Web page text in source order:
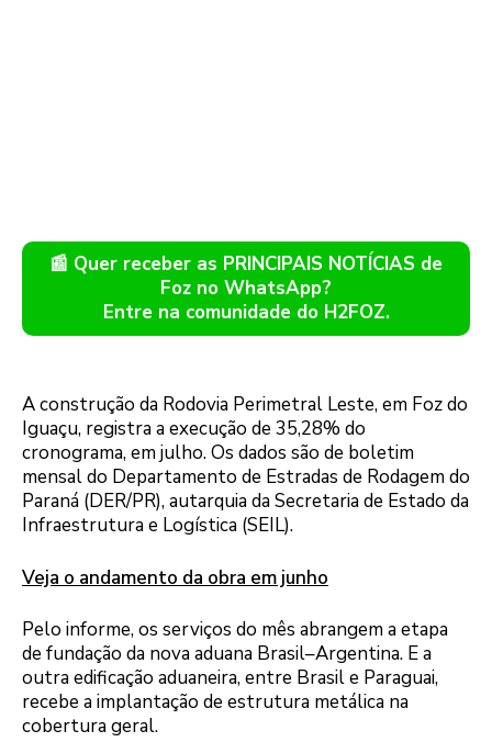
📰 Quer receber as PRINCIPAIS NOTÍCIAS de
Foz no WhatsApp?
Entre na comunidade do H2FOZ.
A construção da Rodovia Perimetral Leste, em Foz do
Iguaçu, registra a execução de 35,28% do
cronograma, em julho. Os dados são de boletim
mensal do Departamento de Estradas de Rodagem do
Paraná (DER/PR), autarquia da Secretaria de Estado da
Infraestrutura e Logística (SEIL).
Veja o andamento da obra em junho
Pelo informe, os serviços do mês abrangem a etapa
de fundação da nova aduana Brasil–Argentina. E a
outra edificação aduaneira, entre Brasil e Paraguai,
recebe a implantação de estrutura metálica na
cobertura geral.